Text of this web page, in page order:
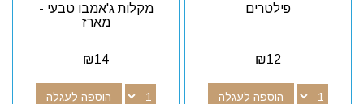
פילטרים
₪12
הוספה לעגלה
מקלות ג'אמבו טבעי -
מארז
₪14
הוספה לעגלה